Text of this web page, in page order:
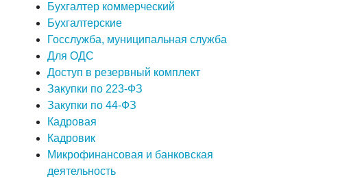
Бухгалтер коммерческий
Бухгалтерские
Госслужба, муниципальная служба
Для ОДС
Доступ в резервный комплект
Закупки по 223-ФЗ
Закупки по 44-ФЗ
Кадровая
Кадровик
Микрофинансовая и банковская
деятельность